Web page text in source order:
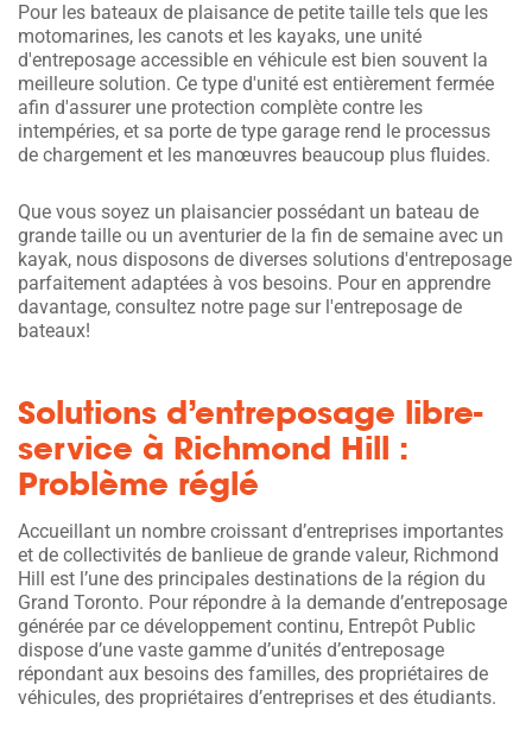
Pour les bateaux de plaisance de petite taille tels que les
motomarines, les canots et les kayaks, une unité
d'entreposage accessible en véhicule est bien souvent la
meilleure solution. Ce type d'unité est entièrement fermée
afin d'assurer une protection complète contre les
intempéries, et sa porte de type garage rend le processus
de chargement et les manœuvres beaucoup plus fluides.
Que vous soyez un plaisancier possédant un bateau de
grande taille ou un aventurier de la fin de semaine avec un
kayak, nous disposons de diverses solutions d'entreposage
parfaitement adaptées à vos besoins. Pour en apprendre
davantage, consultez notre page sur l'entreposage de
bateaux!
Solutions d’entreposage libre-
service à Richmond Hill :
Problème réglé
Accueillant un nombre croissant d’entreprises importantes
et de collectivités de banlieue de grande valeur, Richmond
Hill est l’une des principales destinations de la région du
Grand Toronto. Pour répondre à la demande d’entreposage
générée par ce développement continu, Entrepôt Public
dispose d’une vaste gamme d’unités d’entreposage
répondant aux besoins des familles, des propriétaires de
véhicules, des propriétaires d’entreprises et des étudiants.